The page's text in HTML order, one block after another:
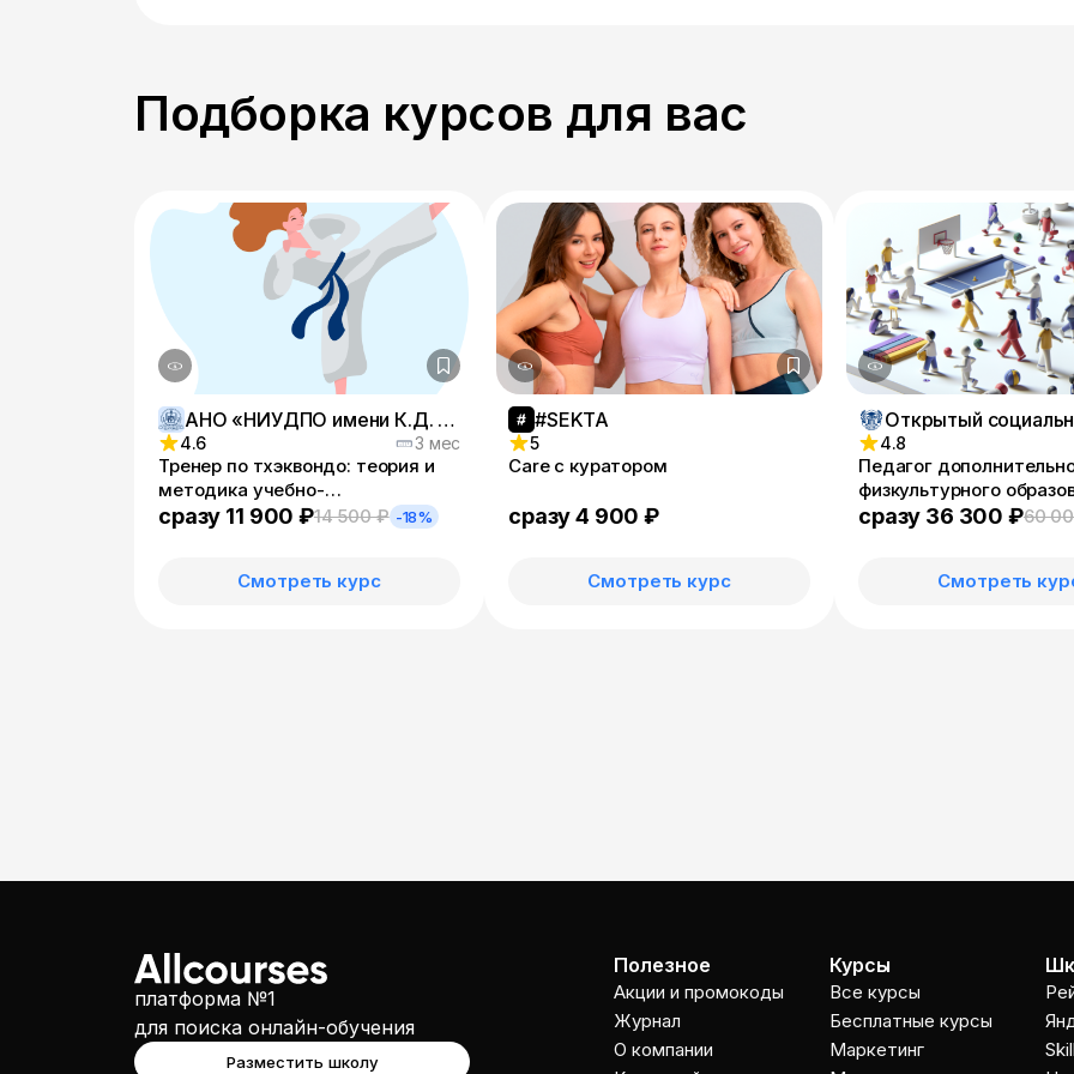
Подборка курсов для вас
АНО «НИУДПО имени К.Д. Ушинского»
4.6 3 мес
Тренер по тхэквондо: теория и
методика учебно-
тренировочного процесса
сразу 11 900 ₽14 500 ₽ -18%
Смотреть курс
#SEKTA
5
Care с куратором
сразу 4 900 ₽
Смотреть курс
4.8
Педагог
физкультурного
Инструктор по спорту
сразу 36 300 ₽60
Смотреть
платформа №1
для поиска онлайн-обучения
Разместить школу
Полезное
Акции и промокоды
Журнал
О компании
Курсы
Все курсы
Бесплатные курсы
Маркетинг